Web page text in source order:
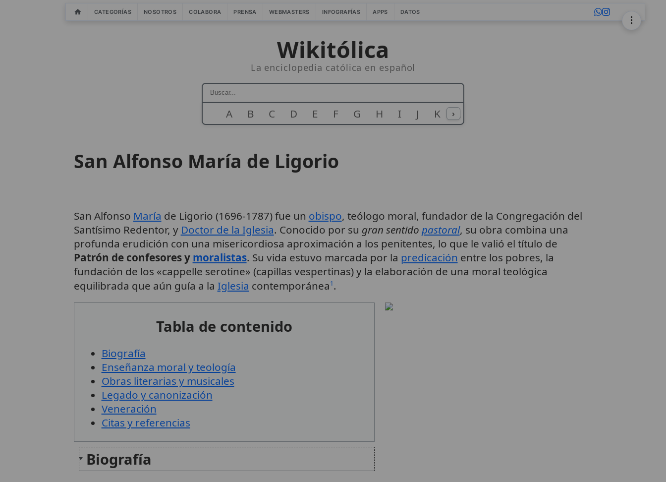
CATEGORÍAS NOSOTROS COLABORA PRENSA WEBMASTERS INFOGRAFÍAS APPS DATOS
Wikitólica
La enciclopedia católica en español
A B C D E F G H I J K L
›
San Alfonso María de Ligorio
San Alfonso María de Ligorio (1696-1787) fue un obispo, teólogo moral, fundador de la Congregación del
Santísimo Redentor, y Doctor de la Iglesia. Conocido por su gran sentido pastoral, su obra combina una
profunda erudición con una misericordiosa aproximación a los penitentes, lo que le valió el título de
Patrón de confesores y moralistas. Su vida estuvo marcada por la predicación entre los pobres, la
fundación de los «cappelle serotine» (capillas vespertinas) y la elaboración de una moral teológica
equilibrada que aún guía a la Iglesia contemporánea1.
Tabla de contenido
Biografía
Enseñanza moral y teología
Obras literarias y musicales
Legado y canonización
Veneración
Citas y referencias
Biografía